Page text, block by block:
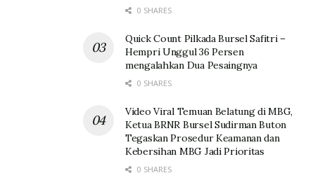
0 SHARES
Quick Count Pilkada Bursel Safitri –
Hempri Unggul 36 Persen
mengalahkan Dua Pesaingnya
0 SHARES
Video Viral Temuan Belatung di MBG,
Ketua BRNR Bursel Sudirman Buton
Tegaskan Prosedur Keamanan dan
Kebersihan MBG Jadi Prioritas
0 SHARES